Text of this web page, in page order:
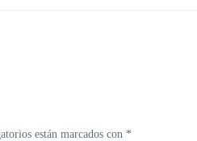
están marcados con *